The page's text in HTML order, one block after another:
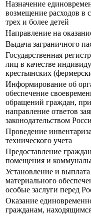
Назначение
возмещение расходов в
трех и более детей
Направление на
Выдача заграничного
Государственная
лиц в качестве
крестьянских
Информирование об
обеспечение
обращений граждан,
направление ответов
законодательством
Проведение
технического учета
Предоставление
помещения и
Установление и
материального
особые заслуги перед
Оказание
гражданам,